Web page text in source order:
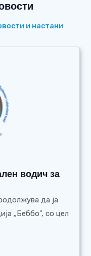
и настани
водич за
да ја
„Беббо", со цел